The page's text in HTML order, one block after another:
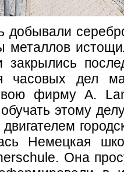
добывали
металлов
закрылись
часовых дел
фирму A.
этому
Немецкая
Она